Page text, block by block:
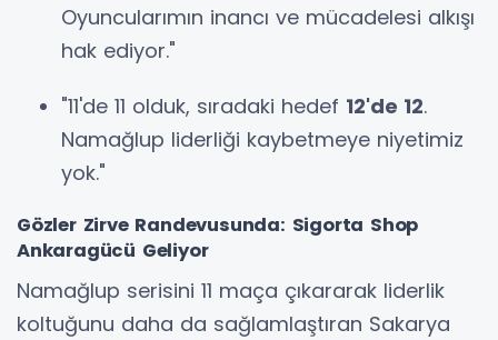
Oyuncularımın inancı ve mücadelesi alkışı
hak ediyor."
"11'de 11 olduk, sıradaki hedef 12'de 12.
Namağlup liderliği kaybetmeye niyetimiz
yok."
Gözler Zirve Randevusunda: Sigorta Shop
Ankaragücü Geliyor
Namağlup serisini 11 maça çıkararak liderlik
koltuğunu daha da sağlamlaştıran Sakarya